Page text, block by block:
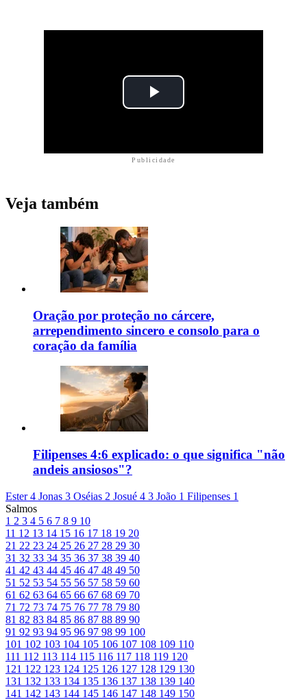
Publicidade
Veja também
Oração por proteção no cárcere,
arrependimento sincero e consolo para o
coração da família
Filipenses 4:6 explicado: o que significa "não
andeis ansiosos"?
Ester 4 Jonas 3 Oséias 2 Josué 4 3 João 1 Filipenses 1
Salmos
1 2 3 4 5 6 7 8 9 10
11 12 13 14 15 16 17 18 19 20
21 22 23 24 25 26 27 28 29 30
31 32 33 34 35 36 37 38 39 40
41 42 43 44 45 46 47 48 49 50
51 52 53 54 55 56 57 58 59 60
61 62 63 64 65 66 67 68 69 70
71 72 73 74 75 76 77 78 79 80
81 82 83 84 85 86 87 88 89 90
91 92 93 94 95 96 97 98 99 100
101 102 103 104 105 106 107 108 109 110
111 112 113 114 115 116 117 118 119 120
121 122 123 124 125 126 127 128 129 130
131 132 133 134 135 136 137 138 139 140
141 142 143 144 145 146 147 148 149 150